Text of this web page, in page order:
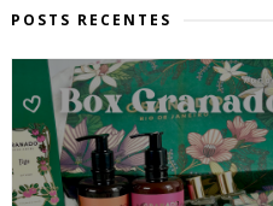
POSTS RECENTES